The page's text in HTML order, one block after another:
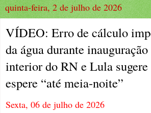
quinta-feira, 2 de julho de 2026
VÍDEO: Erro de cálculo
da água durante
interior do RN e Lula
espere “até meia-noite”
Sexta, 06 de julho de 2026